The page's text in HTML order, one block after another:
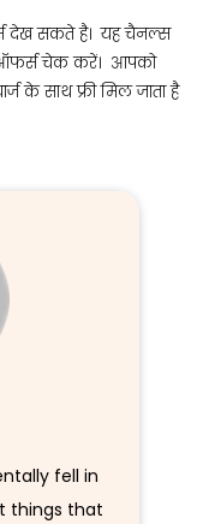
देख सकते है। यह चैनल्स
ऑफर्स चेक करें। आपको
के साथ फ्री मिल जाता है
fell in
things that